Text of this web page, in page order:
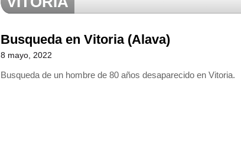
Busqueda en Vitoria (Alava)
8 mayo, 2022
Busqueda de un hombre de 80 años desaparecido en Vitoria.